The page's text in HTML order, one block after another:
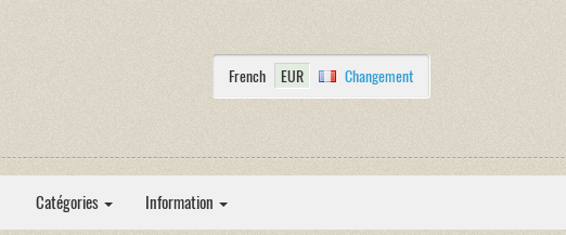
French EUR Changement
Catégories Information